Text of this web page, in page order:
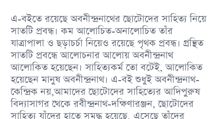
এ-বইতে রয়েছে অবনীন্দ্রনাথের ছোটোদের সাহিত্য নিয়ে
সাতটি প্রবন্ধ। কম আলোচিত-অনালোচিত তাঁর
যাত্রাপালা ও ছড়াচর্চা নিয়েও রয়েছে পৃথক প্রবন্ধ। গ্রন্থিত
সাতটি প্রবন্ধে আলোচনার আলোয় অবনীন্দ্রনাথ
আলোকিত হয়েছেন। সাহিত্যকর্ম তো বটেই, আলোকিত
হয়েছেন মানুষ অবনীন্দ্রনাথ। এ-বই শুধুই অবনীন্দ্রনাথ-
কেন্দ্রিক নয়,আমাদের ছোটোদের সাহিত্যের আদিপুরুষ
বিদ্যাসাগর থেকে রবীন্দ্রনাথ-দক্ষিণারঞ্জন, ছোটোদের
সাহিত্য যাঁদের হাতে সমৃদ্ধ হয়েছে, এসেছে তাঁদের